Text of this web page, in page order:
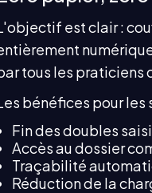
est clair :
tous les praticiens
bénéfices pour
Fin des doubles
Accès au dossier
Traçabilité
Réduction de la